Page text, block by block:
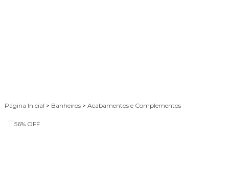
Página Inicial > Banheiros > Acabamentos e Complementos
56% OFF